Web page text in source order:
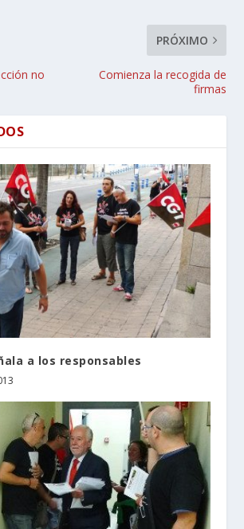
no
PRÓXIMO
Comienza la recogida de
firmas
a los responsables